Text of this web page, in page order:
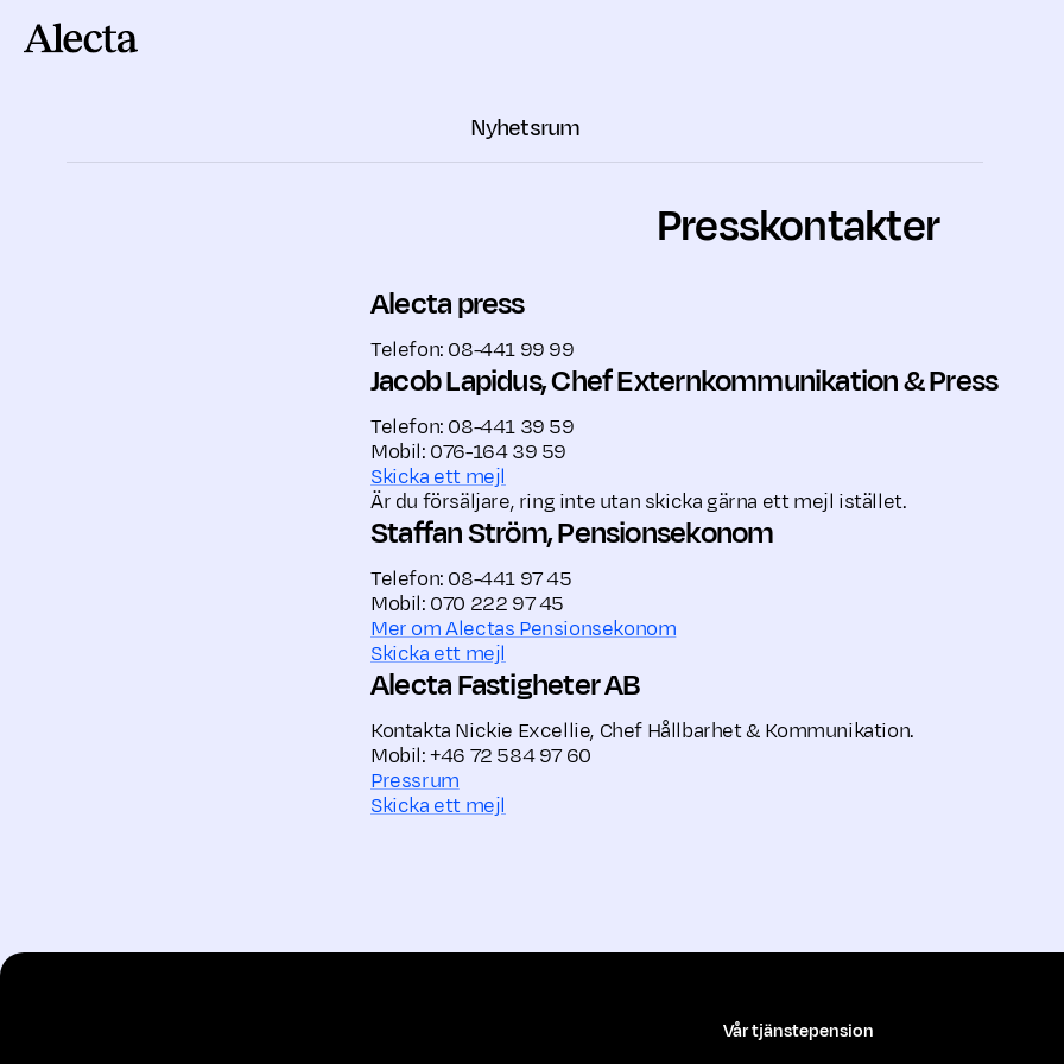
Nyhetsrum
Presskontakter
Alecta press
Telefon: 08-441 99 99
Jacob Lapidus, Chef Externkommunikation & Press
Telefon: 08-441 39 59
Mobil: 076-164 39 59
Skicka ett mejl
Är du försäljare, ring inte utan skicka gärna ett mejl istället.
Staffan Ström, Pensionsekonom
Telefon: 08-441 97 45
Mobil: 070 222 97 45
Mer om Alectas Pensionsekonom
Skicka ett mejl
Alecta Fastigheter AB
Kontakta Nickie Excellie, Chef Hållbarhet & Kommunikation.
Mobil: +46 72 584 97 60
Pressrum
Skicka ett mejl
Vår tjänstepension